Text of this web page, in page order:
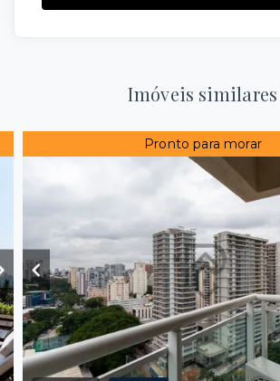
Imóveis similares
Pronto para morar